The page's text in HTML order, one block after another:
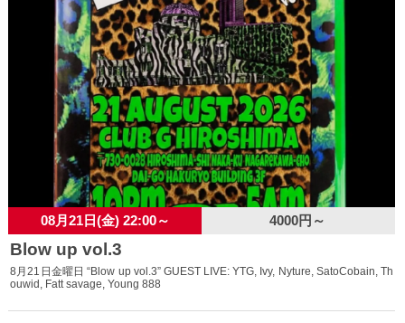
08月21日(金) 22:00～ 4000円～
Blow up vol.3
8月21日金曜日 “Blow up vol.3” GUEST LIVE: YTG, Ivy, Nyture, SatoCobain, Th
ouwid, Fatt savage, Young 888